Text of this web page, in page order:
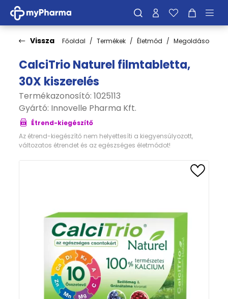
Vissza Főoldal Termékek Életmód Megoldások
CalciTrio Naturel filmtabletta,
30X kiszerelés
Termékazonosító: 1025113
Gyártó: Innovelle Pharma Kft.
Étrend-kiegészítő
Az étrend-kiegészítő nem helyettesíti a kiegyensúlyozott,
változatos étrendet és az egészséges életmódot!